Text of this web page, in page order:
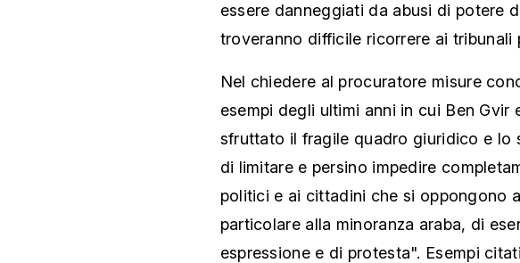
essere danneggiati da abusi di potere
troveranno difficile ricorrere ai tribunali
Nel chiedere al procuratore misure
esempi degli ultimi anni in cui Ben Gvir
sfruttato il fragile quadro giuridico e lo
di limitare e persino impedire
politici e ai cittadini che si oppongono
particolare alla minoranza araba, di
espressione e di protesta". Esempi